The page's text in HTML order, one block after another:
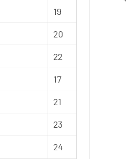
19
20
22
17
21
23
24